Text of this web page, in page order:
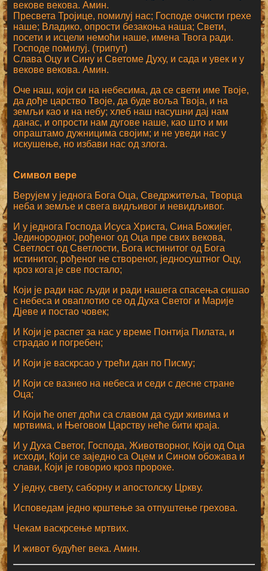
векове векова. Амин.
Пресвета Тројице, помилуј нас; Господе очисти грехе
наше; Владико, опрости безакоња наша; Свети,
посети и исцели немоћи наше, имена Твога ради.
Господе помилуј. (трипут)
Слава Оцу и Сину и Светоме Духу, и сада и увек и у
векове векова. Амин.
Оче наш, који си на небесима, да се свети име Твоје,
да дође царство Твоје, да буде воља Твоја, и на
земљи као и на небу; хлеб наш насушни дај нам
данас, и опрости нам дугове наше, као што и ми
опраштамо дужницима својим; и не уведи нас у
искушење, но избави нас од злога.
Символ вере
Верујем у једнога Бога Оца, Сведржитеља, Творца
неба и земље и свега видљивог и невидљивог.
И у једнога Господа Исуса Христа, Сина Божијег,
Јединородног, рођеног од Оца пре свих векова,
Светлост од Светлости, Бога истинитог од Бога
истинитог, рођеног не створеног, једносуштног Оцу,
кроз кога је све постало;
Који је ради нас људи и ради нашега спасења сишао
с небеса и оваплотио се од Духа Светог и Марије
Дјеве и постао човек;
И Који је распет за нас у време Понтија Пилата, и
страдао и погребен;
И Који је васкрсао у трећи дан по Писму;
И Који се вазнео на небеса и седи с десне стране
Оца;
И Који ће опет доћи са славом да суди живима и
мртвима, и Његовом Царству неће бити краја.
И у Духа Светог, Господа, Животворног, Који од Оца
исходи, Који се заједно са Оцем и Сином обожава и
слави, Који је говорио кроз пророке.
У једну, свету, саборну и апостолску Цркву.
Исповедам једно крштење за отпуштење грехова.
Чекам васкрсење мртвих.
И живот будућег века. Амин.